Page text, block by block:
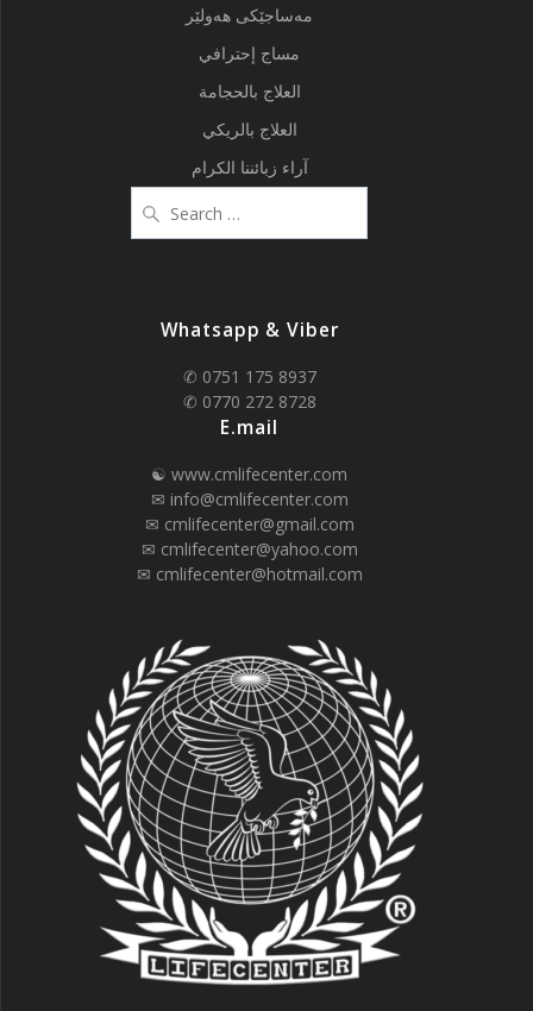
مەساجێکی هەولێر
مساج إحترافي
العلاج بالحجامة
العلاج بالريكي
آراء زبائننا الكرام
for:
Whatsapp & Viber
✆ 0751 175 8937
✆ 0770 272 8728
E.mail
☯ www.cmlifecenter.com
✉ info@cmlifecenter.com
✉ cmlifecenter@gmail.com
✉ cmlifecenter@yahoo.com
✉ cmlifecenter@hotmail.com